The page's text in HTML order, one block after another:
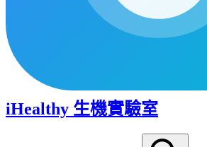
iHealthy 生機實驗室